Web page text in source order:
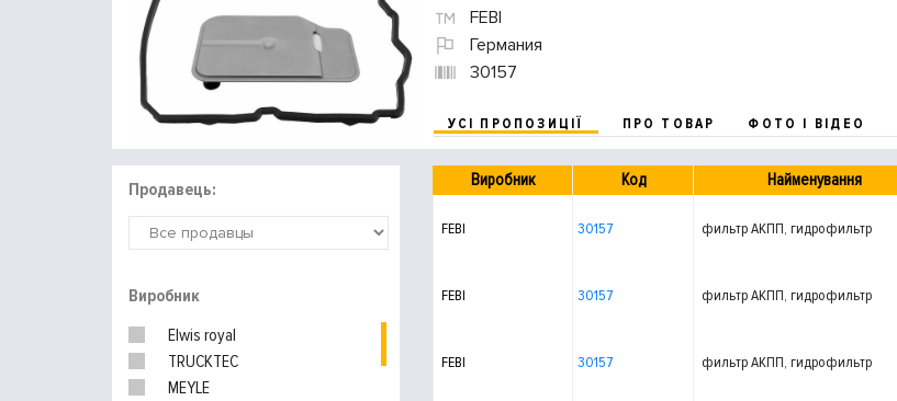
FEBI
Германия
30157
УСІ ПРОПОЗИЦІЇ ПРО ТОВАР ФОТО І ВІДЕО
Продавець:
Виробник
Elwis royal
TRUCKTEC
MEYLE
Виробник Код Найменування
FEBI 30157 фильтр АКПП, гидрофильтр
FEBI 30157 фильтр АКПП, гидрофильтр
FEBI 30157 фильтр АКПП, гидрофильтр